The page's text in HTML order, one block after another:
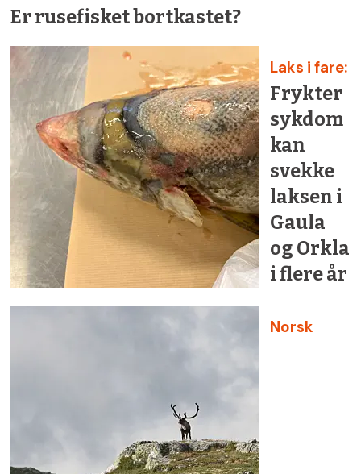
Er rusefisket bortkastet?
Laks i fare:
Frykter
sykdom
kan
svekke
laksen i
Gaula
og Orkla
i flere år
Norsk